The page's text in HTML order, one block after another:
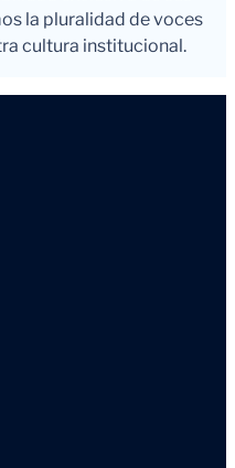
la pluralidad de voces
cultura institucional.